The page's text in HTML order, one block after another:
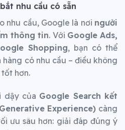
nhu cầu có sẵn
nhu cầu, Google là nơi người
thông tin. Với Google Ads,
Shopping, bạn có thể
có nhu cầu – điều không
hơn.
dậy của Google Search kết
Experience) càng
ưu sâu hơn: giải đáp đúng ý